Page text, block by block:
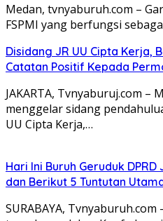
Medan, tvnyaburuh.com –
FSPMI yang berfungsi
Disidang JR UU Cipta Kerja,
Catatan Positif Kepada
JAKARTA, Tvnyaburuj.com –
menggelar sidang
UU Cipta Kerja,…
Hari Ini Buruh Geruduk
dan Berikut 5 Tuntutan
SURABAYA,